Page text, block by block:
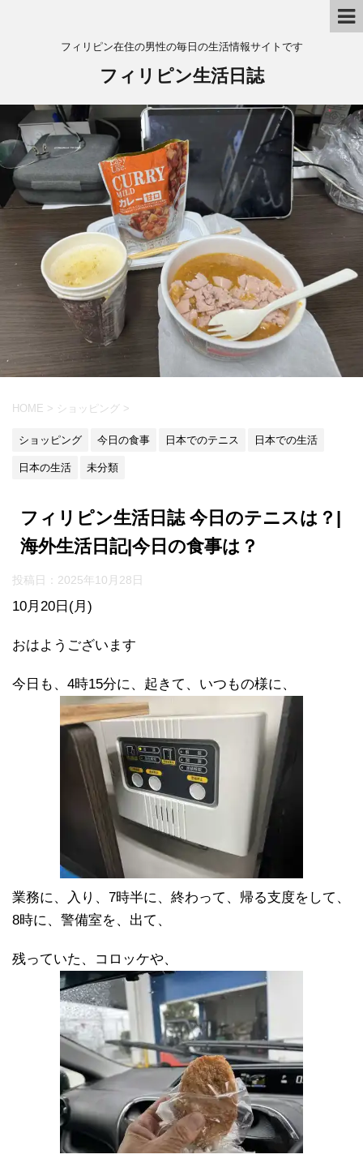
フィリピン在住の男性の毎日の生活情報サイトです
フィリピン生活日誌
HOME > ショッピング >
ショッピング 今日の食事 日本でのテニス 日本での生活
日本の生活 未分類
フィリピン生活日誌 今日のテニスは？|
海外生活日記|今日の食事は？
投稿日： 2025年10月28日
10月20日(月)
おはようございます
今日も、4時15分に、起きて、いつもの様に、
業務に、入り、7時半に、終わって、帰る支度をして、
8時に、警備室を、出て、
残っていた、コロッケや、